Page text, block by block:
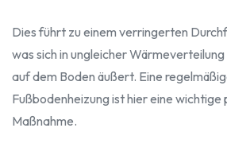
Dies führt zu einem verringerten
was sich in ungleicher
auf dem Boden äußert. Eine
Fußbodenheizung ist hier eine wichtige
Maßnahme.